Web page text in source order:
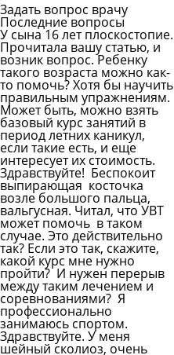
Задать вопрос врачу
Последние вопросы
У сына 16 лет плоскостопие.
Прочитала вашу статью, и
возник вопрос. Ребенку
такого возраста можно как-
то помочь? Хотя бы научить
правильным упражнениям.
Может быть, можно взять
базовый курс занятий в
период летних каникул,
если такие есть, и еще
интересует их стоимость.
Здравствуйте! Беспокоит
выпирающая косточка
возле большого пальца,
вальгусная. Читал, что УВТ
может помочь в таком
случае. Это действительно
так? Если это так, скажите,
какой курс мне нужно
пройти? И нужен перерыв
между таким лечением и
соревнованиями? Я
профессионально
занимаюсь спортом.
Здравствуйте. У меня
шейный сколиоз, очень